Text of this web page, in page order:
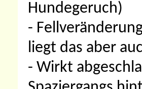
Hundegeruch)
-
liegt das aber
- Wirkt